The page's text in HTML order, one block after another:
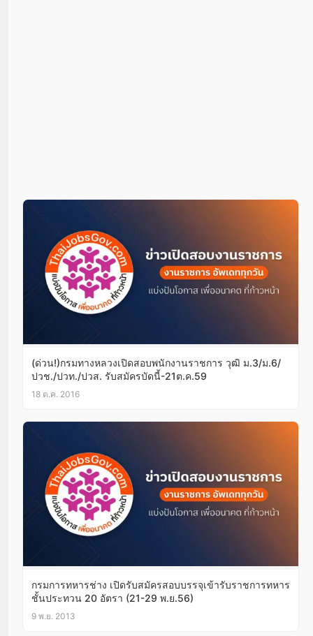
(ด่วน!)กรมทางหลวงเปิดสอบพนักงานราชการ วุฒิ ม.3/ม.6/
ปวช./ปวท./ปวส. รับสมัครบัดนี้-21ต.ค.59
18 ต.ค. 2016
กรมการทหารช่าง เปิดรับสมัครสอบบรรจุเข้ารับราชการทหาร
ชั้นประทวน 20 อัตรา (21-29 พ.ย.56)
9 พ.ย. 2013